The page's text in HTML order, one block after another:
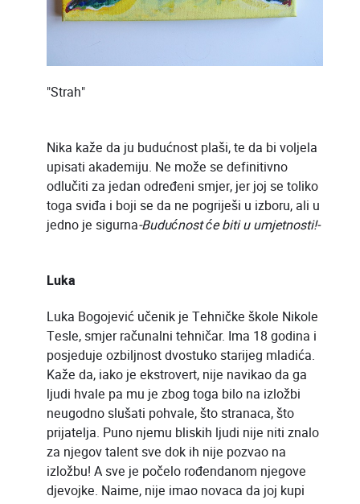
"Strah"
Nika kaže da ju budućnost plaši, te da bi voljela
upisati akademiju. Ne može se definitivno
odlučiti za jedan određeni smjer, jer joj se toliko
toga sviđa i boji se da ne pogriješi u izboru, ali u
jedno je sigurna-Budućnost će biti u umjetnosti!-
Luka
Luka Bogojević učenik je Tehničke škole Nikole
Tesle, smjer računalni tehničar. Ima 18 godina i
posjeduje ozbiljnost dvostuko starijeg mladića.
Kaže da, iako je ekstrovert, nije navikao da ga
ljudi hvale pa mu je zbog toga bilo na izložbi
neugodno slušati pohvale, što stranaca, što
prijatelja. Puno njemu bliskih ljudi nije niti znalo
za njegov talent sve dok ih nije pozvao na
izložbu! A sve je počelo rođendanom njegove
djevojke. Naime, nije imao novaca da joj kupi